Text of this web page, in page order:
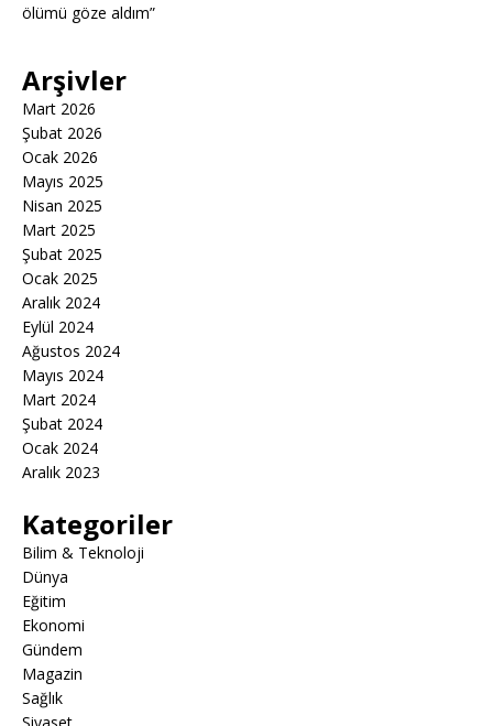
ölümü göze aldım”
Arşivler
Mart 2026
Şubat 2026
Ocak 2026
Mayıs 2025
Nisan 2025
Mart 2025
Şubat 2025
Ocak 2025
Aralık 2024
Eylül 2024
Ağustos 2024
Mayıs 2024
Mart 2024
Şubat 2024
Ocak 2024
Aralık 2023
Kategoriler
Bilim & Teknoloji
Dünya
Eğitim
Ekonomi
Gündem
Magazin
Sağlık